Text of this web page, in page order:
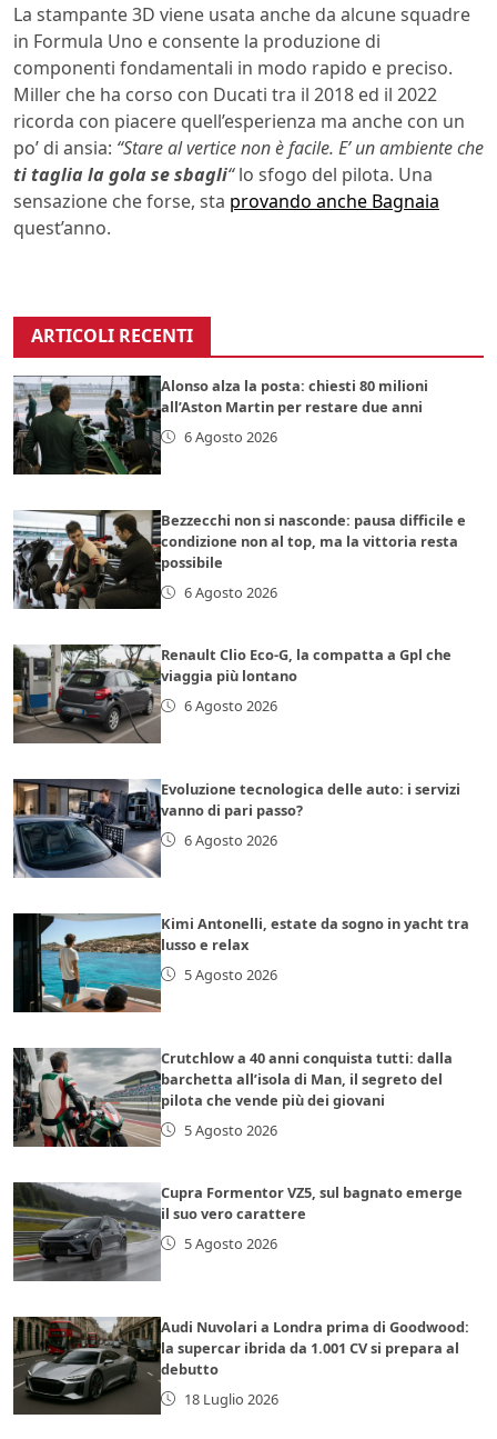
La stampante 3D viene usata anche da alcune squadre
in Formula Uno e consente la produzione di
componenti fondamentali in modo rapido e preciso.
Miller che ha corso con Ducati tra il 2018 ed il 2022
ricorda con piacere quell’esperienza ma anche con un
po’ di ansia: “Stare al vertice non è facile. E’ un ambiente che
ti taglia la gola se sbagli“lo sfogo del pilota. Una
sensazione che forse, sta provando anche Bagnaia
quest’anno.
ARTICOLI RECENTI
Alonso alza la posta: chiesti 80 milioni
all’Aston Martin per restare due anni
6 Agosto 2026
Bezzecchi non si nasconde: pausa difficile e
condizione non al top, ma la vittoria resta
possibile
6 Agosto 2026
Renault Clio Eco-G, la compatta a Gpl che
viaggia più lontano
6 Agosto 2026
Evoluzione tecnologica delle auto: i servizi
vanno di pari passo?
6 Agosto 2026
Kimi Antonelli, estate da sogno in yacht tra
lusso e relax
5 Agosto 2026
Crutchlow a 40 anni conquista tutti: dalla
barchetta all’isola di Man, il segreto del
pilota che vende più dei giovani
5 Agosto 2026
Cupra Formentor VZ5, sul bagnato emerge
il suo vero carattere
5 Agosto 2026
Audi Nuvolari a Londra prima di Goodwood:
la supercar ibrida da 1.001 CV si prepara al
debutto
18 Luglio 2026